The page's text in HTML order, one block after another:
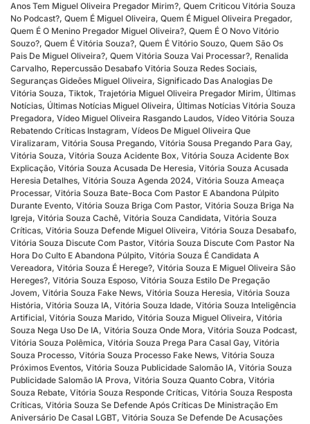
Anos Tem Miguel Oliveira Pregador Mirim?, Quem Criticou Vitória Souza
No Podcast?, Quem É Miguel Oliveira, Quem É Miguel Oliveira Pregador,
Quem É O Menino Pregador Miguel Oliveira?, Quem É O Novo Vitório
Souzo?, Quem É Vitória Souza?, Quem É Vitório Souzo, Quem São Os
Pais De Miguel Oliveira?, Quem Vitória Souza Vai Processar?, Renalida
Carvalho, Repercussão Desabafo Vitória Souza Redes Sociais,
Seguranças Gideões Miguel Oliveira, Significado Das Analogias De
Vitória Souza, Tiktok, Trajetória Miguel Oliveira Pregador Mirim, Últimas
Notícias, Últimas Notícias Miguel Oliveira, Últimas Notícias Vitória Souza
Pregadora, Vídeo Miguel Oliveira Rasgando Laudos, Vídeo Vitória Souza
Rebatendo Críticas Instagram, Vídeos De Miguel Oliveira Que
Viralizaram, Vitória Sousa Pregando, Vitória Sousa Pregando Para Gay,
Vitória Souza, Vitória Souza Acidente Box, Vitória Souza Acidente Box
Explicação, Vitória Souza Acusada De Heresia, Vitória Souza Acusada
Heresia Detalhes, Vitória Souza Agenda 2024, Vitória Souza Ameaça
Processar, Vitória Souza Bate-Boca Com Pastor E Abandona Púlpito
Durante Evento, Vitória Souza Briga Com Pastor, Vitória Souza Briga Na
Igreja, Vitória Souza Cachê, Vitória Souza Candidata, Vitória Souza
Críticas, Vitória Souza Defende Miguel Oliveira, Vitória Souza Desabafo,
Vitória Souza Discute Com Pastor, Vitória Souza Discute Com Pastor Na
Hora Do Culto E Abandona Púlpito, Vitória Souza É Candidata A
Vereadora, Vitória Souza É Herege?, Vitória Souza E Miguel Oliveira São
Hereges?, Vitória Souza Esposo, Vitória Souza Estilo De Pregação
Jovem, Vitória Souza Fake News, Vitória Souza Heresia, Vitória Souza
História, Vitória Souza IA, Vitória Souza Idade, Vitória Souza Inteligência
Artificial, Vitória Souza Marido, Vitória Souza Miguel Oliveira, Vitória
Souza Nega Uso De IA, Vitória Souza Onde Mora, Vitória Souza Podcast,
Vitória Souza Polêmica, Vitória Souza Prega Para Casal Gay, Vitória
Souza Processo, Vitória Souza Processo Fake News, Vitória Souza
Próximos Eventos, Vitória Souza Publicidade Salomão IA, Vitória Souza
Publicidade Salomão IA Prova, Vitória Souza Quanto Cobra, Vitória
Souza Rebate, Vitória Souza Responde Críticas, Vitória Souza Resposta
Críticas, Vitória Souza Se Defende Após Críticas De Ministração Em
Aniversário De Casal LGBT, Vitória Souza Se Defende De Acusações